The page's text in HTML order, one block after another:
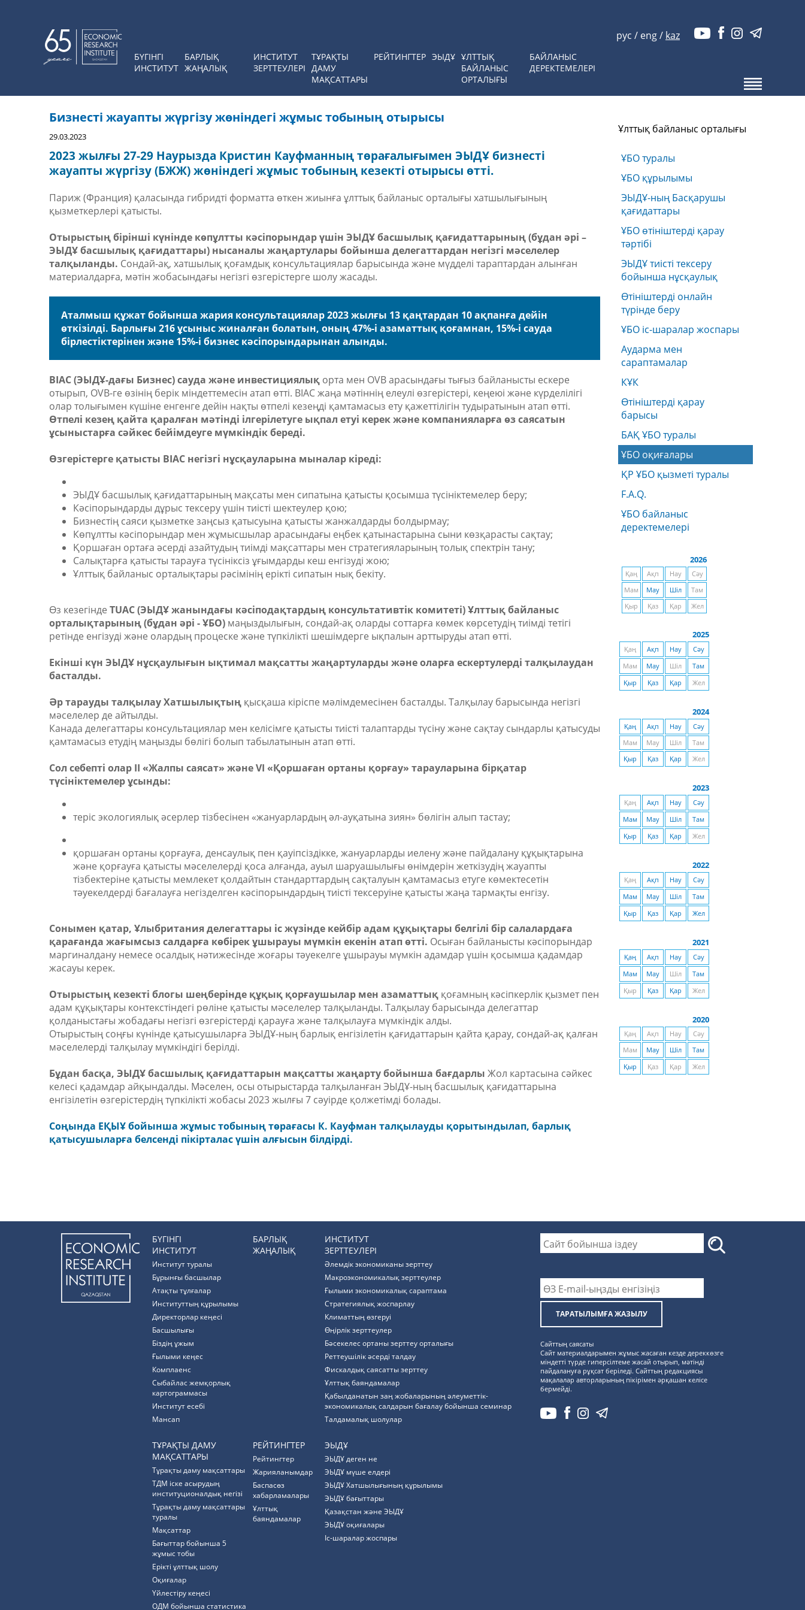
БҮГІНГІ
ИНСТИТУТ
БАРЛЫҚ
ЖАҢАЛЫҚ
ИНСТИТУТ
ЗЕРТТЕУЛЕРІ
ТҰРАҚТЫ
ДАМУ
МАҚСАТТАРЫ
РЕЙТИНГТЕР ЭЫДҰ ҰЛТТЫҚ
БАЙЛАНЫС
ОРТАЛЫҒЫ
БАЙЛАНЫС
ДЕРЕКТЕМЕЛЕРІ
рус / eng/ kaz
Бизнесті жауапты жүргізу жөніндегі жұмыс тобының отырысы
29.03.2023
2023 жылғы 27-29 Наурызда Кристин Кауфманның төрағалығымен ЭЫДҰ бизнесті
жауапты жүргізу (БЖЖ) жөніндегі жұмыс тобының кезекті отырысы өтті.
Париж (Франция) қаласында гибридті форматта өткен жиынға ұлттық байланыс орталығы хатшылығының
қызметкерлері қатысты.
Отырыстың бірінші күнінде көпұлтты кәсіпорындар үшін ЭЫДҰ басшылық қағидаттарының (бұдан әрі –
ЭЫДҰ басшылық қағидаттары) нысаналы жаңартулары бойынша делегаттардан негізгі мәселелер
талқыланды. Сондай-ақ, хатшылық қоғамдық консультациялар барысында және мүдделі тараптардан алынған
материалдарға, мәтін жобасындағы негізгі өзгерістерге шолу жасады.
Аталмыш құжат бойынша жария консультациялар 2023 жылғы 13 қаңтардан 10 ақпанға дейін
өткізілді. Барлығы 216 ұсыныс жиналған болатын, оның 47%-і азаматтық қоғамнан, 15%-і сауда
бірлестіктерінен және 15%-і бизнес кәсіпорындарынан алынды.
BIAC (ЭЫДҰ-дағы Бизнес) сауда және инвестициялық орта мен OVB арасындағы тығыз байланысты ескере
отырып, OVB-ге өзінің берік міндеттемесін атап өтті. BIAC жаңа мәтіннің елеулі өзгерістері, кеңеюі және күрделілігі
олар толығымен күшіне енгенге дейін нақты өтпелі кезеңді қамтамасыз ету қажеттілігін тудыратынын атап өтті.
Өтпелі кезең қайта қаралған мәтінді ілгерілетуге ықпал етуі керек және компанияларға өз саясатын
ұсыныстарға сәйкес бейімдеуге мүмкіндік береді.
Өзгерістерге қатысты BIAC негізгі нұсқауларына мыналар кіреді:
ЭЫДҰ басшылық қағидаттарының мақсаты мен сипатына қатысты қосымша түсініктемелер беру;
Кәсіпорындарды дұрыс тексеру үшін тиісті шектеулер қою;
Бизнестің саяси қызметке заңсыз қатысуына қатысты жанжалдарды болдырмау;
Көпұлтты кәсіпорындар мен жұмысшылар арасындағы еңбек қатынастарына сыни көзқарасты сақтау;
Қоршаған ортаға әсерді азайтудың тиімді мақсаттары мен стратегияларының толық спектрін тану;
Салықтарға қатысты тарауға түсініксіз ұғымдарды кеш енгізуді жою;
Ұлттық байланыс орталықтары рәсімінің ерікті сипатын нық бекіту.
Өз кезегінде TUAC (ЭЫДҰ жанындағы кәсіподақтардың консультативтік комитеті) Ұлттық байланыс
орталықтарының (бұдан әрі - ҰБО) маңыздылығын, сондай-ақ оларды соттарға көмек көрсетудің тиімді тетігі
ретінде енгізуді және олардың процеске және түпкілікті шешімдерге ықпалын арттыруды атап өтті.
Екінші күн ЭЫДҰ нұсқаулығын ықтимал мақсатты жаңартуларды және оларға ескертулерді талқылаудан
басталды.
Әр тарауды талқылау Хатшылықтың қысқаша кіріспе мәлімдемесінен басталды. Талқылау барысында негізгі
мәселелер де айтылды.
Канада делегаттары консультациялар мен келісімге қатысты тиісті талаптарды түсіну және сақтау сындарлы қатысуды
қамтамасыз етудің маңызды бөлігі болып табылатынын атап өтті.
Сол себепті олар II «Жалпы саясат» және VI «Қоршаған ортаны қорғау» тарауларына бірқатар
түсініктемелер ұсынды:
теріс экологиялық әсерлер тізбесінен «жануарлардың әл-ауқатына зиян» бөлігін алып тастау;
қоршаған ортаны қорғауға, денсаулық пен қауіпсіздікке, жануарларды иелену және пайдалану құқықтарына
және қорғауға қатысты мәселелерді қоса алғанда, ауыл шаруашылығы өнімдерін жеткізудің жауапты
тізбектеріне қатысты мемлекет қолдайтын стандарттардың сақталуын қамтамасыз етуге көмектесетін
тәуекелдерді бағалауға негізделген кәсіпорындардың тиісті тексеруіне қатысты жаңа тармақты енгізу.
Сонымен қатар, Ұлыбритания делегаттары іс жүзінде кейбір адам құқықтары белгілі бір салалардаға
қарағанда жағымсыз салдарға көбірек ұшырауы мүмкін екенін атап өтті. Осыған байланысты кәсіпорындар
маргиналдану немесе осалдық нәтижесінде жоғары тәуекелге ұшырауы мүмкін адамдар үшін қосымша қадамдар
жасауы керек.
Отырыстың кезекті блогы шеңберінде құқық қорғаушылар мен азаматтық қоғамның кәсіпкерлік қызмет пен
адам құқықтары контекстіндегі рөліне қатысты мәселелер талқыланды. Талқылау барысында делегаттар
қолданыстағы жобадағы негізгі өзгерістерді қарауға және талқылауға мүмкіндік алды.
Отырыстың соңғы күнінде қатысушыларға ЭЫДҰ-ның барлық енгізілетін қағидаттарын қайта қарау, сондай-ақ қалған
мәселелерді талқылау мүмкіндігі берілді.
Бұдан басқа, ЭЫДҰ басшылық қағидаттарын мақсатты жаңарту бойынша бағдарлы Жол картасына сәйкес
келесі қадамдар айқындалды. Мәселен, осы отырыстарда талқыланған ЭЫДҰ-ның басшылық қағидаттарына
енгізілетін өзгерістердің түпкілікті жобасы 2023 жылғы 7 сәуірде қолжетімді болады.
Соңында ЕҚЫҰ бойынша жұмыс тобының төрағасы К. Кауфман талқылауды қорытындылап, барлық
қатысушыларға белсенді пікірталас үшін алғысын білдірді.
Ұлттық байланыс орталығы
ҰБО туралы
ҰБО құрылымы
ЭЫДҰ-ның Басқарушы
қағидаттары
ҰБО өтініштерді қарау
тәртібі
ЭЫДҰ тиісті тексеру
бойынша нұсқаулық
Өтініштерді онлайн
түрінде беру
ҰБО іс-шаралар жоспары
Аударма мен
сараптамалар
КҰК
Өтініштерді қарау
барысы
БАҚ ҰБО туралы
ҰБО оқиғалары
ҚР ҰБО қызметі туралы
F.A.Q.
ҰБО байланыс
деректемелерi
2026
Қаң Ақп Нау
Сәу
Мам
Мау Шіл
Там
Қыр
Қаз Қар Жел
2025
Қаң Ақп Нау
Сәу
Мам
Мау Шіл
Там
Қыр
Қаз Қар Жел
2024
Қаң Ақп Нау
Сәу
Мам
Мау Шіл
Там
Қыр
Қаз Қар Жел
2023
Қаң Ақп Нау
Сәу
Мам
Мау Шіл
Там
Қыр
Қаз Қар Жел
2022
Қаң Ақп Нау
Сәу
Мам
Мау Шіл
Там
Қыр
Қаз Қар Жел
2021
Қаң Ақп Нау
Сәу
Мам
Мау Шіл
Там
Қыр
Қаз Қар Жел
2020
Қаң Ақп Нау
Сәу
Мам
Мау Шіл
Там
Қыр
Қаз Қар Жел
БҮГІНГІ
ИНСТИТУТ
Институт туралы
Бұрынғы басшылар
Атақты тұлғалар
Институттың құрылымы
Директорлар кеңесі
Басшылығы
Біздің ұжым
Ғылыми кеңес
Комплаенс
Cыбайлас жемқорлық
картограммасы
Институт есебі
Мансап
БАРЛЫҚ
ЖАҢАЛЫҚ
ИНСТИТУТ
ЗЕРТТЕУЛЕРІ
Әлемдік экономиканы зерттеу
Макроэкономикалық зерттеулер
Ғылыми экономикалық сараптама
Стратегиялық жоспарлау
Климаттың өзгеруі
Өңірлік зерттеулер
Бәсекелес ортаны зерттеу орталығы
Реттеушілік әсерді талдау
Фискалдық саясатты зерттеу
Ұлттық баяндамалар
Қабылданатын заң жобаларының әлеуметтік-
экономикалық салдарын бағалау бойынша семинар
Талдамалық шолулар
ТҰРАҚТЫ ДАМУ
МАҚСАТТАРЫ
Тұрақты даму мақсаттары
ТДМ іске асырудың
институционалдық негізі
Тұрақты даму мақсаттары
туралы
Мақсаттар
Бағыттар бойынша 5
жұмыс тобы
Ерікті ұлттық шолу
Оқиғалар
Үйлестіру кеңесі
ОДМ бойынша статистика
РЕЙТИНГТЕР
Рейтингтер
Жарияланымдар
Баспасөз
хабарламалары
Ұлттық
баяндамалар
ЭЫДҰ
ЭЫДҰ деген не
ЭЫДҰ мүше елдері
ЭЫДҰ Хатшылығының құрылымы
ЭЫДҰ бағыттары
Қазақстан және ЭЫДҰ
ЭЫДҰ оқиғалары
Іс-шаралар жоспары
ТАРАТЫЛЫМҒА ЖАЗЫЛУ
Сайттың саясаты
Сайт материалдарымен жұмыс жасаған кезде дереккөзге
міндетті түрде гиперсілтеме жасай отырып, мәтінді
пайдалануға рұқсат беріледі. Сайттың редакциясы
мақалалар авторларының пікірімен әрқашан келісе
бермейді.